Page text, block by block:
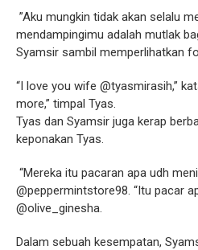
”Aku mungkin tidak akan selalu
mendampingimu adalah mutlak
Syamsir sambil memperlihatkan
“I love you wife @tyasmirasih,”
more,” timpal Tyas.
Tyas dan Syamsir juga kerap
keponakan Tyas.
“Mereka itu pacaran apa udh
@peppermintstore98. “Itu pacar
@olive_ginesha.
Dalam sebuah kesempatan,